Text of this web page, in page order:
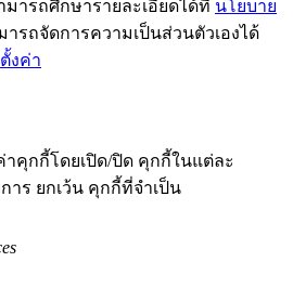
ารถศึกษารายละเอียดได้ที่ นโยบาย
ารถจัดการความเป็นส่วนตัวเองได้
ตั้งค่า
คุกกี้โดยเปิด/ปิด คุกกี้ในแต่ละ
าร ยกเว้น คุกกี้ที่จำเป็น